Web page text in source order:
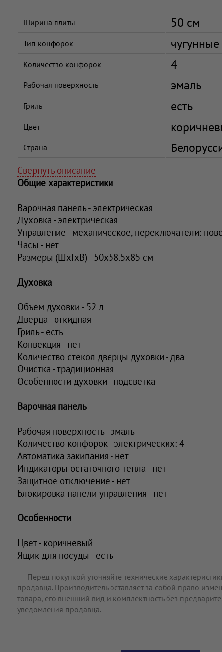
Ширина плиты 50 см
Тип конфорок чугунные
Количество конфорок 4
Рабочая поверхность эмаль
Гриль есть
Цвет
Страна
Свернуть описание
Общие характеристики
Варочная панель - электрическая
Духовка - электрическая
Управление - механическое, переключатели:
Часы - нет
Размеры (ШхГхВ) - 50x58.5x85 см
Духовка
Объем духовки - 52 л
Дверца - откидная
Гриль - есть
Конвекция - нет
Количество стекол дверцы духовки - два
Очистка - традиционная
Особенности духовки - подсветка
Варочная панель
Рабочая поверхность - эмаль
Количество конфорок - электрических: 4
Автоматика закипания - нет
Индикаторы остаточного тепла - нет
Защитное отключение - нет
Блокировка панели управления - нет
Особенности
Цвет - коричневый
Ящик для посуды - есть
Перед покупкой уточняйте технические
продавца. Производитель оставляет за собой право
товара, его внешний вид и комплектность без
уведомления продавца.